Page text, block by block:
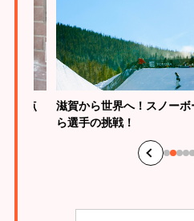
原点
滋賀から世界へ！スノー
ら選手の挑戦！